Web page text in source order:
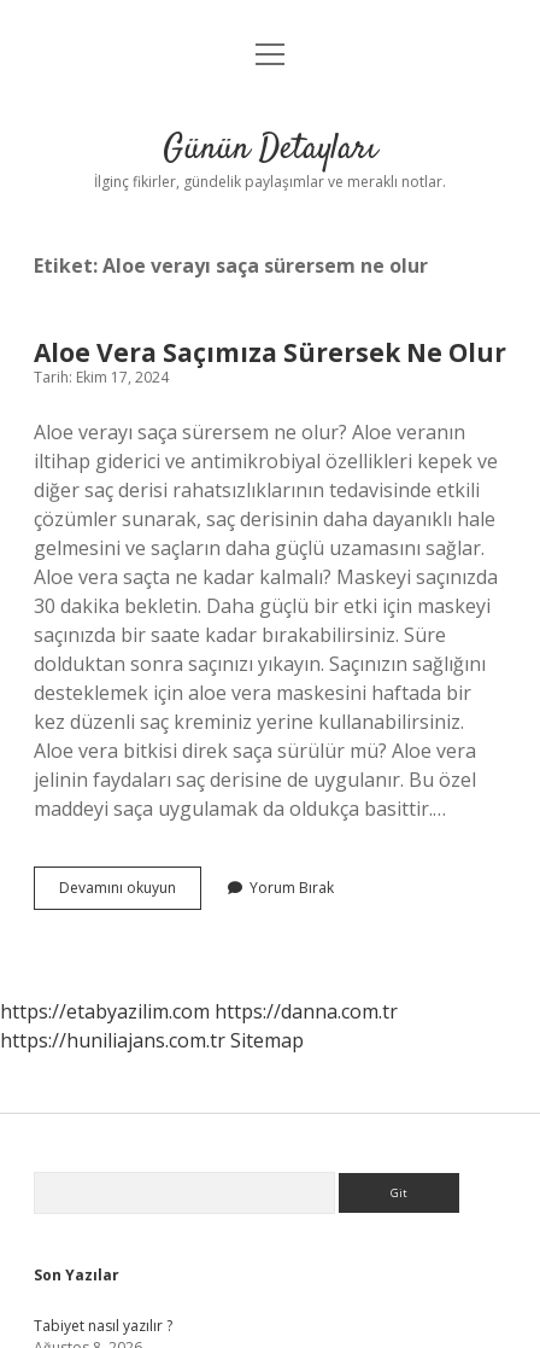
Gizlilik Politikası
Yasal Uyarı
menüyü
Günün Detayları
İlginç fikirler, gündelik paylaşımlar ve meraklı notlar.
Etiket:Aloe verayı saça sürersem ne olur
Aloe Vera Saçımıza Sürersek Ne Olur
Tarih: Ekim 17, 2024
Aloe verayı saça sürersem ne olur? Aloe veranın
iltihap giderici ve antimikrobiyal özellikleri kepek ve
diğer saç derisi rahatsızlıklarının tedavisinde etkili
çözümler sunarak, saç derisinin daha dayanıklı hale
gelmesini ve saçların daha güçlü uzamasını sağlar.
Aloe vera saçta ne kadar kalmalı? Maskeyi saçınızda
30 dakika bekletin. Daha güçlü bir etki için maskeyi
saçınızda bir saate kadar bırakabilirsiniz. Süre
dolduktan sonra saçınızı yıkayın. Saçınızın sağlığını
desteklemek için aloe vera maskesini haftada bir
kez düzenli saç kreminiz yerine kullanabilirsiniz.
Aloe vera bitkisi direk saça sürülür mü? Aloe vera
jelinin faydaları saç derisine de uygulanır. Bu özel
maddeyi saça uygulamak da oldukça basittir.…
Devamını okuyun
Vera
Yorum Bırak
https://etabyazilim.com https://danna.com.tr
https://huniliajans.com.trSitemap
Son Yazılar
Tabiyet nasıl yazılır ?